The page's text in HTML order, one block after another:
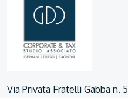
Via Privata Fratelli Gabba n. 5